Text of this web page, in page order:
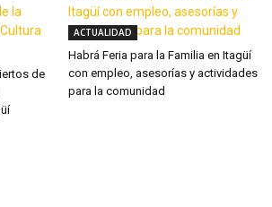
de
ACTUALIDAD
Habrá Feria para la Familia en Itagüí
con empleo, asesorías y actividades
para la comunidad